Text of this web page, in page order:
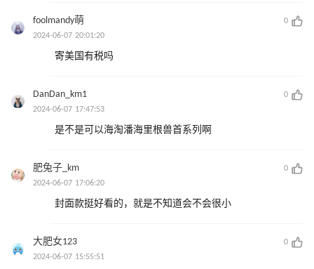
foolmandy萌
0
2024-06-07 20:01:20
寄美国有税吗
DanDan_km1
0
2024-06-07 17:47:53
是不是可以海淘潘海里根兽首系列啊
肥兔子_km
0
2024-06-07 17:06:20
封面款挺好看的，就是不知道会不会很小
大肥女123
0
2024-06-07 15:55:51